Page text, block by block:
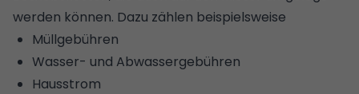
werden können. Dazu zählen beispielsweise
Müllgebühren
Wasser- und Abwassergebühren
Hausstrom